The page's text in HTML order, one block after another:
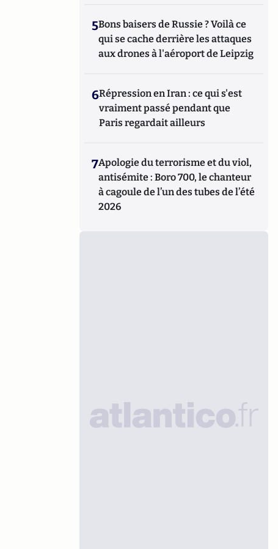
5Bons baisers de Russie ? Voilà ce
qui se cache derrière les attaques
aux drones à l'aéroport de Leipzig
6Répression en Iran : ce qui s'est
vraiment passé pendant que
Paris regardait ailleurs
7Apologie du terrorisme et du viol,
antisémite : Boro 700, le chanteur
à cagoule de l’un des tubes de l’été
2026